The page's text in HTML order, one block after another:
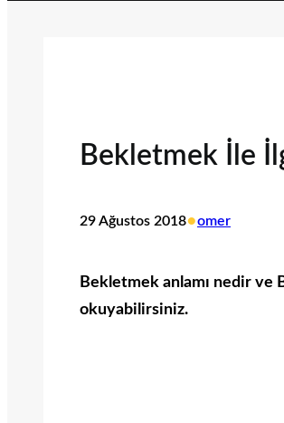
Bekletmek İle
29 Ağustos 2018•omer
Bekletmek anlamı nedir ve
okuyabilirsiniz.